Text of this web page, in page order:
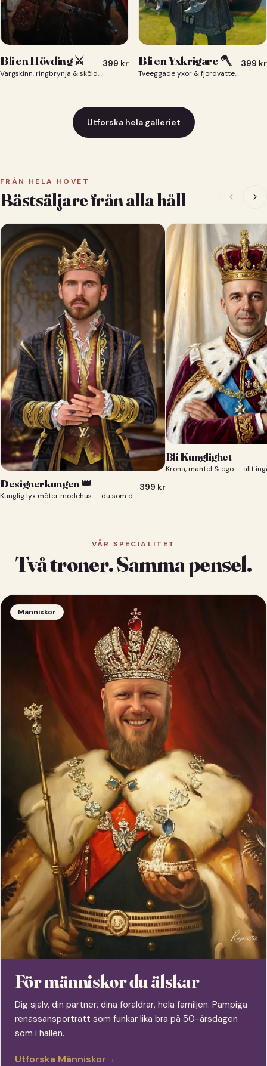
Bli en Hövding ⚔️
Vargskinn, ringbrynja & sköld — du som nordisk krigsherre ⚔️
399 kr Bli en Yxkrigare 🪓
Tveeggade yxor & fjordvatten bakom dig 🪓
399 kr
Utforska hela galleriet
FRÅN HELA HOVET
Bästsäljare från alla håll
Designerkungen 👑
Kunglig lyx möter modehus — du som designerkung 👑
399 kr
Bli Kunglighet
Krona, mantel & ego — allt
VÅR SPECIALITET
Två troner. Samma pensel.
Människor
För människor du älskar
Dig själv, din partner, dina föräldrar, hela familjen. Pampiga
renässansporträtt som funkar lika bra på 50-årsdagen
som i hallen.
Utforska Människor→